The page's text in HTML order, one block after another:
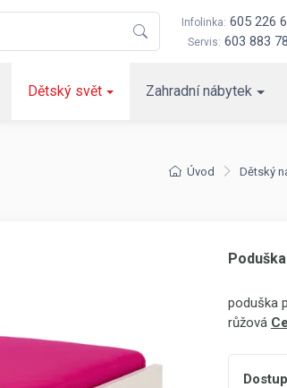
Infolinka: 605 226
Servis: 603 883
Dětský svět Zahradní nábytek
Úvod Dětský
poduška
růžová